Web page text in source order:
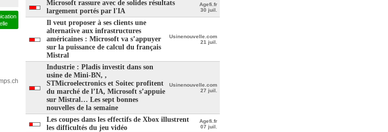
Microsoft rassure avec de solides résultats
largement portés par l'IA
Agefi.fr
30 juil.
Il veut proposer à ses clients une
alternative aux infrastructures
américaines : Microsoft va s’appuyer
sur la puissance de calcul du français
Mistral
Usinenouvelle.com
21 juil.
Industrie : Pladis investit dans son
usine de Mini-BN, ,
STMicroelectronics et Soitec profitent
du marché de l’IA, Microsoft s’appuie
sur Mistral… Les sept bonnes
nouvelles de la semaine
Usinenouvelle.com
27 juil.
Les coupes dans les effectifs de Xbox illustrent
les difficultés du jeu vidéo
Agefi.fr
07 juil.